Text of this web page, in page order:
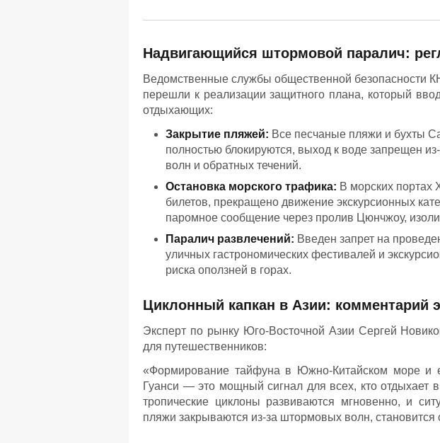
Надвигающийся штормовой паралич:
Ведомственные службы общественной безопасности
перешли к реализации защитного плана, который
отдыхающих:
Закрытие пляжей: Все песчаные пляжи и бухты
полностью блокируются, выход к воде запрещен
волн и обратных течений.
Остановка морского трафика: В морских портах
билетов, прекращено движение экскурсионных
паромное сообщение через пролив Цюнчжоу,
Паралич развлечений: Введен запрет на
уличных гастрономических фестивалей и
риска оползней в горах.
Циклонный капкан в Азии: комментарий
Эксперт по рынку Юго-Восточной Азии Сергей
для путешественников:
«Формирование тайфуна в Южно-Китайском море и
Гуанси — это мощный сигнал для всех, кто отдыхает
тропические циклоны развиваются мгновенно, и
пляжи закрываются из-за штормовых волн,